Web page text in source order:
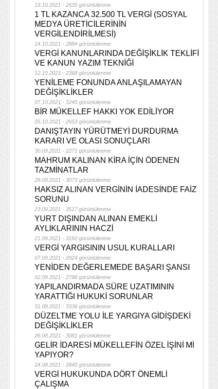
19.10.2021 - 2635 görüntülenme
1 TL KAZANCA 32.500 TL VERGİ (SOSYAL
MEDYA ÜRETİCİLERİNİN
VERGİLENDİRİLMESİ)
14.10.2021 - 2884 görüntülenme
VERGİ KANUNLARINDA DEĞİŞİKLİK TEKLİFİ
VE KANUN YAZIM TEKNİĞİ
12.10.2021 - 2368 görüntülenme
YENİLEME FONUNDA ANLAŞILAMAYAN
DEĞİŞİKLİKLER
07.10.2021 - 3245 görüntülenme
BİR MÜKELLEF HAKKI YOK EDİLİYOR
05.10.2021 - 2653 görüntülenme
DANIŞTAYIN YÜRÜTMEYİ DURDURMA
KARARI VE OLASI SONUÇLARI
30.09.2021 - 2271 görüntülenme
MAHRUM KALINAN KİRA İÇİN ÖDENEN
TAZMİNATLAR
28.09.2021 - 3073 görüntülenme
HAKSIZ ALINAN VERGİNİN İADESİNDE FAİZ
SORUNU
23.09.2021 - 3517 görüntülenme
YURT DIŞINDAN ALINAN EMEKLİ
AYLIKLARININ HACZİ
21.09.2021 - 3160 görüntülenme
VERGİ YARGISININ USUL KURALLARI
07.09.2021 - 2924 görüntülenme
YENİDEN DEĞERLEMEDE BAŞARI ŞANSI
02.09.2021 - 2798 görüntülenme
YAPILANDIRMADA SÜRE UZATIMININ
YARATTIĞI HUKUKİ SORUNLAR
31.08.2021 - 3336 görüntülenme
DÜZELTME YOLU İLE YARGIYA GİDİŞDEKİ
DEĞİŞİKLİKLER
26.08.2021 - 3081 görüntülenme
GELİR İDARESİ MÜKELLEFİN ÖZEL İŞİNİ Mİ
YAPIYOR?
24.08.2021 - 2845 görüntülenme
VERGİ HUKUKUNDA DÖRT ÖNEMLİ
ÇALIŞMA